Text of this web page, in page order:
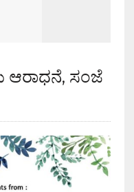
ಆರಾಧನೆ, ಸಂಜೆ